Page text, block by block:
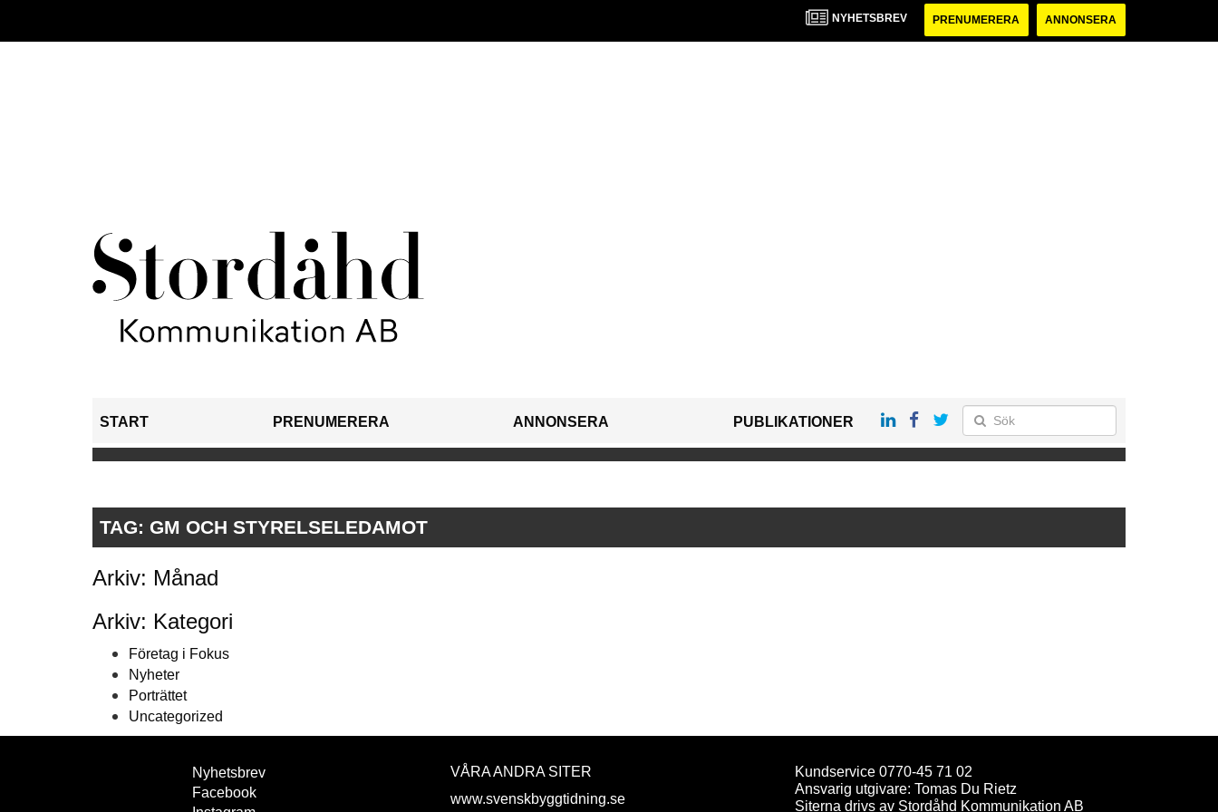
NYHETSBREV PRENUMERERA ANNONSERA
START PRENUMERERA ANNONSERA PUBLIKATIONER
TAG: GM OCH STYRELSELEDAMOT
Arkiv: Månad
Arkiv: Kategori
Företag i Fokus
Nyheter
Porträttet
Uncategorized
Nyhetsbrev
Facebook
VÅRA ANDRA SITER
www.svenskbyggtidning.se
Kundservice 0770-45 71 02
Ansvarig utgivare: Tomas Du Rietz
Siterna drivs av Stordåhd Kommunikation AB